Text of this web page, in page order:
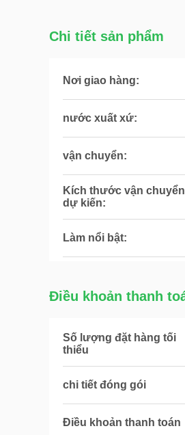
Chi tiết sản phẩm
Nơi giao hàng:
nước xuất xứ:
vận chuyển:
Kích thước vận chuyển
dự kiến:
Làm nổi bật:
Điều khoản thanh
Số lượng đặt hàng tối
thiểu
chi tiết đóng gói
Điều khoản thanh toán